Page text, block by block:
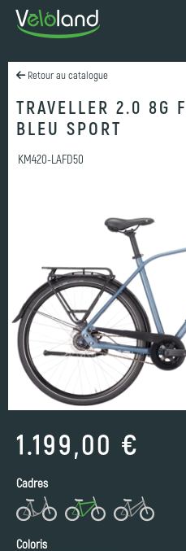
Retour au catalogue
TRAVELLER 2.0 8G
BLEU SPORT
KM420-LAFD50
1.199,00 €
Cadres
Coloris